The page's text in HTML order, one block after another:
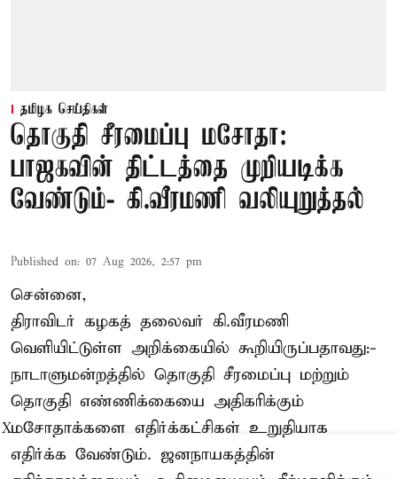
தமிழக செய்திகள்
தொகுதி சீரமைப்பு மசோதா:
பாஜகவின் திட்டத்தை முறியடிக்க
வேண்டும்- கி.வீரமணி வலியுறுத்தல்
Published on: 07 Aug 2026, 2:57 pm
சென்னை,
திராவிடர் கழகத் தலைவர் கி.வீரமணி
வெளியிட்டுள்ள அறிக்கையில் கூறியிருப்பதாவது:-
நாடாளுமன்றத்தில் தொகுதி சீரமைப்பு மற்றும்
தொகுதி எண்ணிக்கையை அதிகரிக்கும்
மசோதாக்களை எதிர்க்கட்சிகள் உறுதியாக
எதிர்க்க வேண்டும். ஜனநாயகத்தின்
X